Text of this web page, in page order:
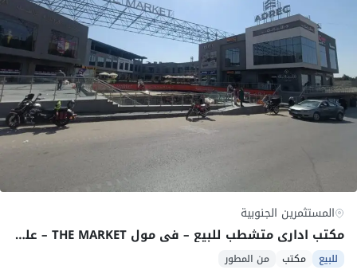
المستثمرين الجنوبية
مكتب اداري متشطب للبيع – في مول THE MARKET – علي محور رئيسي – التجمع الخامس – بالتقسيط
للبيع مكتب من المطور